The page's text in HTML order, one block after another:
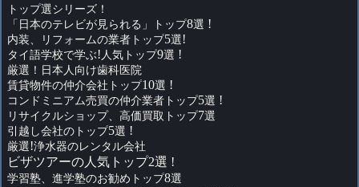
トップ選シリーズ！
「日本のテレビが見られる」トップ8選 !
内装、リフォームの業者トップ5選!
タイ語学校で学ぶ! 人気トップ9選 !
厳選！日本人向け歯科医院
賃貸物件の仲介会社トップ10選 !
コンドミニアム売買の仲介業者トップ5選 !
リサイクルショップ、高価買取トップ7選
引越し会社のトップ5選 !
厳選!浄水器のレンタル会社
ビザツアーの人気トップ2選 !
学習塾、進学塾のお勧めトップ8選